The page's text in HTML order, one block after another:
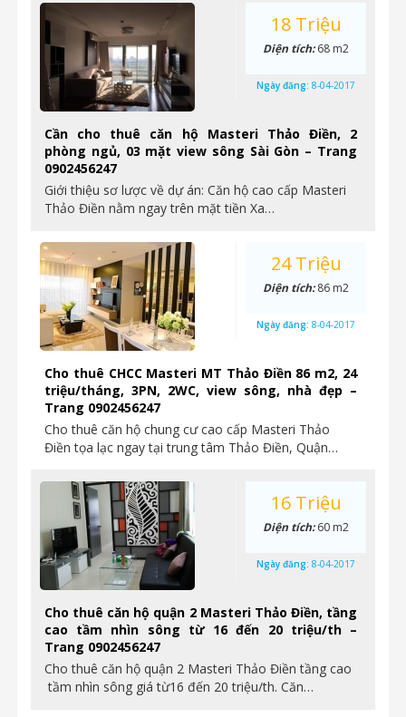
Cần cho thuê căn hộ Masteri Thảo Điền, 2
phòng ngủ, 03 mặt view sông Sài Gòn – Trang
0902456247
Giới thiệu sơ lược về dự án: Căn hộ cao cấp Masteri
Thảo Điền nằm ngay trên mặt tiền Xa…
18 Triệu
Diện tích:68 m2
Ngày đăng: 8-04-2017
Cho thuê CHCC Masteri MT Thảo Điền 86 m2, 24
triệu/tháng, 3PN, 2WC, view sông, nhà đẹp –
Trang 0902456247
Cho thuê căn hộ chung cư cao cấp Masteri Thảo
Điền tọa lạc ngay tại trung tâm Thảo Điền, Quận…
24 Triệu
Diện tích:86 m2
Ngày đăng: 8-04-2017
Cho thuê căn hộ quận 2 Masteri Thảo Điền, tầng
cao tầm nhìn sông từ 16 đến 20 triệu/th –
Trang 0902456247
Cho thuê căn hộ quận 2 Masteri Thảo Điền tầng cao
tầm nhìn sông giá từ16 đến 20 triệu/th. Căn…
16 Triệu
Diện tích:60 m2
Ngày đăng: 8-04-2017